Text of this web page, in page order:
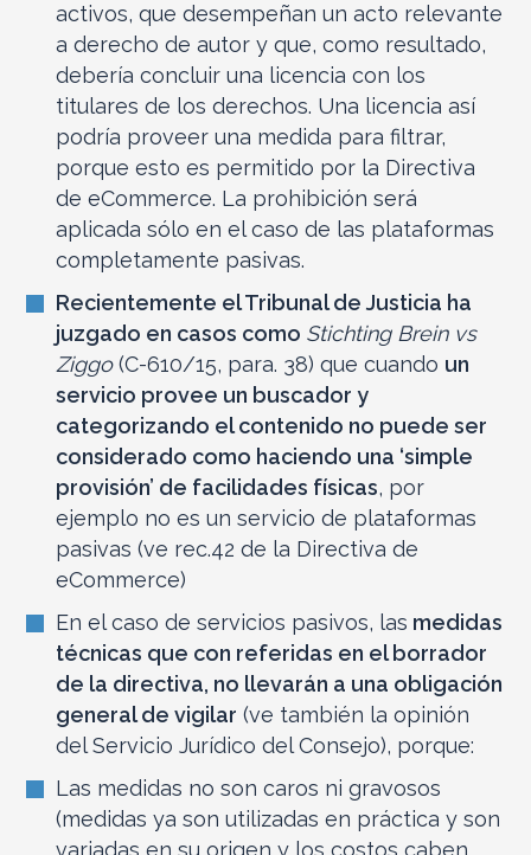
activos, que desempeñan un acto relevante
a derecho de autor y que, como resultado,
debería concluir una licencia con los
titulares de los derechos. Una licencia así
podría proveer una medida para filtrar,
porque esto es permitido por la Directiva
de eCommerce. La prohibición será
aplicada sólo en el caso de las plataformas
completamente pasivas.
Recientemente el Tribunal de Justicia ha
juzgado en casos como Stichting Brein vs
Ziggo(C-610/15, para. 38) que cuando un
servicio provee un buscador y
categorizando el contenido no puede ser
considerado como haciendo una ‘simple
provisión’ de facilidades físicas, por
ejemplo no es un servicio de plataformas
pasivas (ve rec.42 de la Directiva de
eCommerce)
En el caso de servicios pasivos, las medidas
técnicas que con referidas en el borrador
de la directiva, no llevarán a una obligación
general de vigilar (ve también la opinión
del Servicio Jurídico del Consejo), porque:
Las medidas no son caros ni gravosos
(medidas ya son utilizadas en práctica y son